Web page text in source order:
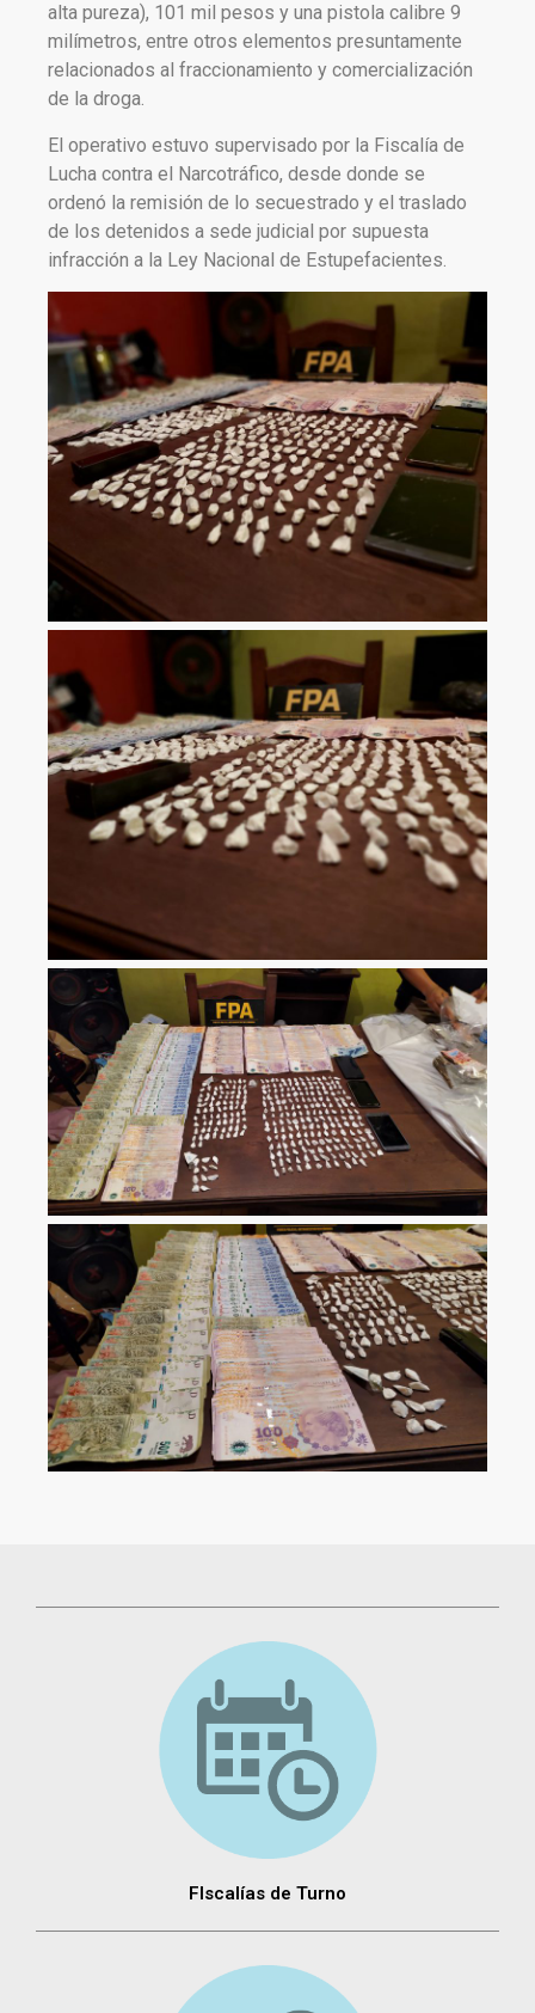
alta pureza), 101 mil pesos y una pistola calibre 9
milímetros, entre otros elementos presuntamente
relacionados al fraccionamiento y comercialización
de la droga.
El operativo estuvo supervisado por la Fiscalía de
Lucha contra el Narcotráfico, desde donde se
ordenó la remisión de lo secuestrado y el traslado
de los detenidos a sede judicial por supuesta
infracción a la Ley Nacional de Estupefacientes.
FIscalías de Turno